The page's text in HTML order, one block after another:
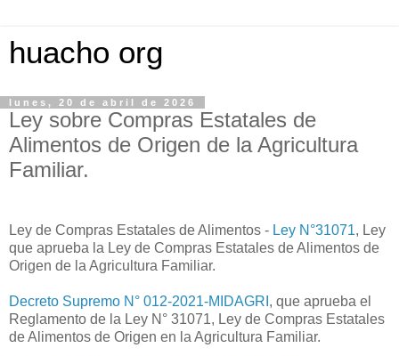
huacho org
lunes, 20 de abril de 2026
Ley sobre Compras Estatales de
Alimentos de Origen de la Agricultura
Familiar.
Ley de Compras Estatales de Alimentos - Ley N°31071, Ley
que aprueba la Ley de Compras Estatales de Alimentos de
Origen de la Agricultura Familiar.
Decreto Supremo N° 012-2021-MIDAGRI , que aprueba el
Reglamento de la Ley N° 31071, Ley de Compras Estatales
de Alimentos de Origen en la Agricultura Familiar.